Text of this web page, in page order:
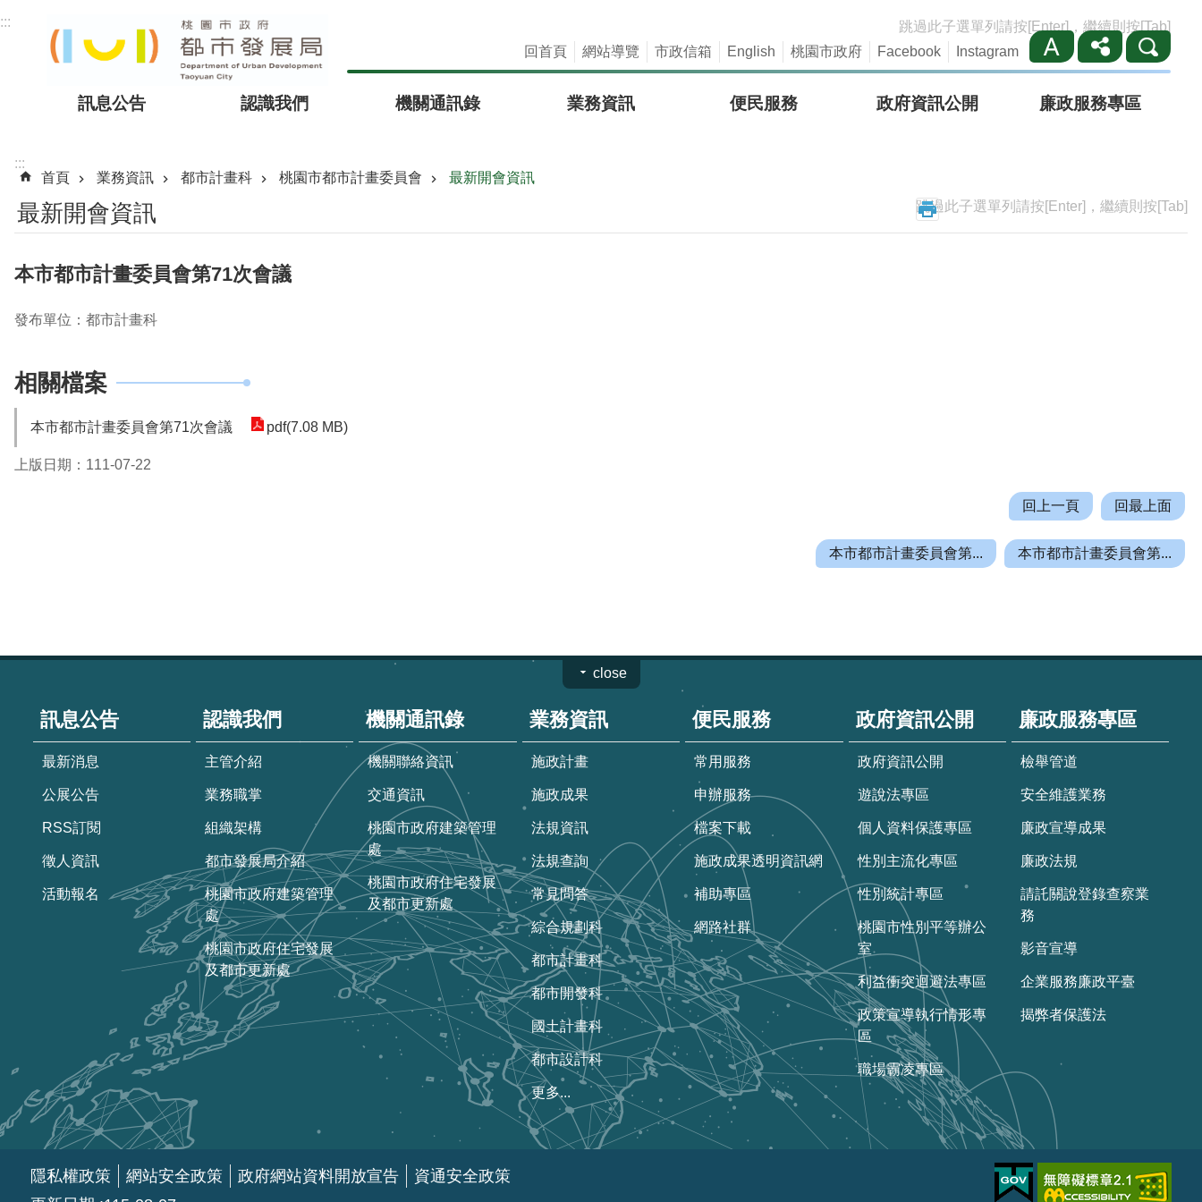
跳到主要內容區塊
:::
跳過此子選單列請按[Enter]，繼續則按[Tab]
回首頁
網站導覽 市政信箱 English 桃園市政府 Facebook Instagram
訊息公告 認識我們 機關通訊錄 業務資訊 便民服務 政府資訊公開 廉政服務專區
:::
首頁
業務資訊 都市計畫科 桃園市都市計畫委員會 最新開會資訊
最新開會資訊 跳過此子選單列請按[Enter]，繼續則按[Tab]
本市都市計畫委員會第71次會議
發布單位：都市計畫科
相關檔案
本市都市計畫委員會第71次會議 pdf(7.08 MB)
上版日期：111-07-22
回上一頁 回最上面
本市都市計畫委員會第... 本市都市計畫委員會第...
close
訊息公告
最新消息
公展公告
RSS訂閱
徵人資訊
活動報名
認識我們
主管介紹
業務職掌
組織架構
都市發展局介紹
桃園市政府建築管理
處
桃園市政府住宅發展
及都市更新處
機關通訊錄
機關聯絡資訊
交通資訊
桃園市政府建築管理
處
桃園市政府住宅發展
及都市更新處
業務資訊
施政計畫
施政成果
法規資訊
法規查詢
常見問答
綜合規劃科
都市計畫科
都市開發科
國土計畫科
都市設計科
更多...
便民服務
常用服務
申辦服務
檔案下載
施政成果透明資訊網
補助專區
網路社群
政府資訊公開
政府資訊公開
遊說法專區
個人資料保護專區
性別主流化專區
性別統計專區
桃園市性別平等辦公
室
利益衝突迴避法專區
政策宣導執行情形專
區
職場霸凌專區
廉政服務專區
檢舉管道
安全維護業務
廉政宣導成果
廉政法規
請託關說登錄查察業
務
影音宣導
企業服務廉政平臺
揭弊者保護法
隱私權政策 網站安全政策 政府網站資料開放宣告
資通安全政策